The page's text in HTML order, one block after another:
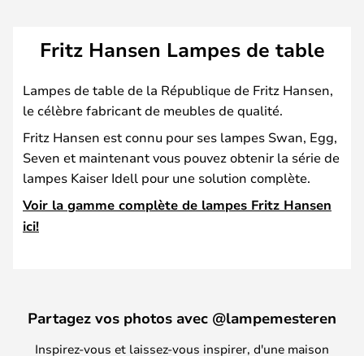
Fritz Hansen Lampes de table
Lampes de table de la République de Fritz Hansen,
le célèbre fabricant de meubles de qualité.
Fritz Hansen est connu pour ses lampes Swan, Egg,
Seven et maintenant vous pouvez obtenir la série de
lampes Kaiser Idell pour une solution complète.
Voir la gamme complète de lampes Fritz Hansen
ici!
Partagez vos photos avec @lampemesteren
Inspirez-vous et laissez-vous inspirer, d'une maison